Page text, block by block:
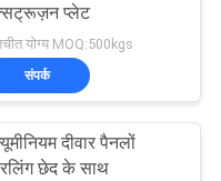
प्लेट
योग्य MOQ:500kgs
संपर्क
दीवार पैनलों
छेद के साथ